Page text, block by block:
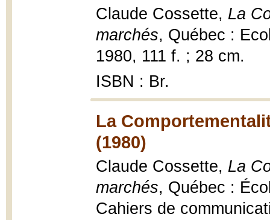
Claude Cossette, La
marchés, Québec :
1980, 111 f. ; 28 cm.
ISBN : Br.
La
(1980)
Claude Cossette, La
marchés, Québec :
Cahiers de